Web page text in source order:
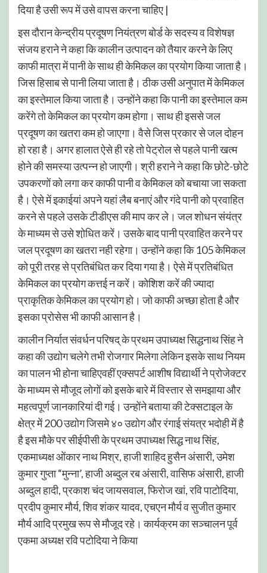
दिया है उसी रूप में उसे वापस करना चाहिए |
इस दौरान केन्द्रीय प्रदूषण नियंत्रण बोर्ड के सदस्य व विशेषज्ञ
संजय हराने ने कहा कि कालीन उत्पादन को तैयार करने के लिए
काफी मात्रा में पानी के साथ ही केमिकल का प्रयोग किया जाता है।
जिस हिसाब से पानी लिया जाता है। ठीक उसी अनुपात में केमिकल
का इस्तेमाल किया जाता है। उन्होंने कहा कि पानी का इस्तेमाल कम
करेंगे तो केमिकल का प्रयोग कम होगा। साथ ही इससे जल
प्रदूषण का खतरा कम हो जाएगा। वैसे जिस प्रकार से जल दोहन
हो रहा है। अगर हालात ऐसे ही रहे तो पेट्रोल से पहले पानी खत्म
होने की समस्या उत्पन्न हो जाएगी। श्री हराने ने कहा कि छोटे-छोटे
उपकरणों को लगा कर काफी पानी व केमिकल को बचाया जा सकता
है। ऐसे में इकाईयां अपने यहां लैब बनाएं और गंदे पानी को प्रवाहित
करने से पहले उसके टीडीएस की माप कर ले। जल शोधन संयंत्र
के माध्यम से उसे शो़धित करें। उसके बाद पानी प्रवाहित करने पर
जल प्रदूषण का खतरा नही रहेगा। उन्होंने कहा कि 105 केमिकल
को पूरी तरह से प्रतिबंधित कर दिया गया है। ऐसे में प्रतिबंधित
केमिकल का प्रयोग कत्तई न करें। कोशिश करें की ज्यादा
प्राकृतिक केमिकल का प्रयोग हो। जो काफी अच्छा होता है और
इसका प्रोसेस भी काफी आसान है।
कालीन निर्यात संवर्धन परिषद् के प्रथम उपाध्यक्ष सिद्धनाथ सिंह ने
कहा की उद्योग चलेगे तभी रोजगार मिलेगा लेकिन इसके साथ नियम
का पालन भी होना चाहिएवहीं एक्सपर्ट आशीष विद्यार्थी ने प्रोजेक्टर
के माध्यम से मौजूद लोगों को इसके बारे में विस्तार से समझाया और
महत्वपूर्ण जानकारियां दी गई। उन्होंने बताया की टेक्सटाइल के
क्षेत्र में 200 उद्योग जिसमे ४० उद्योग और रंगाई संयत्र भदोही में है
है इस मौके पर सीईपीसी के प्रथम उपाध्यक्ष सिद्ध नाथ सिंह,
एकमाध्यक्ष ओंकार नाथ मिश्र, हाजी शाहिद हुसैन अंसारी, उमेश
कुमार गुप्ता “मुन्ना’, हाजी अब्दुल रब अंसारी, वासिफ अंसारी, हाजी
अब्दुल हादी, प्रकाश चंद जायसवाल, फिरोज खां, रवि पाटोदिया,
प्रदीप कुमार मौर्य, शिव शंकर यादव, एचएन मौर्य व सुजीत कुमार
मौर्य आदि प्रमुख रूप से मौजूद रहे। कार्यक्रम का सञ्चालन पूर्व
एकमा अध्यक्ष रवि पटोदिया ने किया